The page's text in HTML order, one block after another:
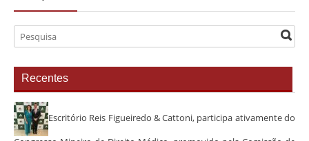
Recentes
Escritório Reis Figueiredo & Cattoni, participa ativamente do